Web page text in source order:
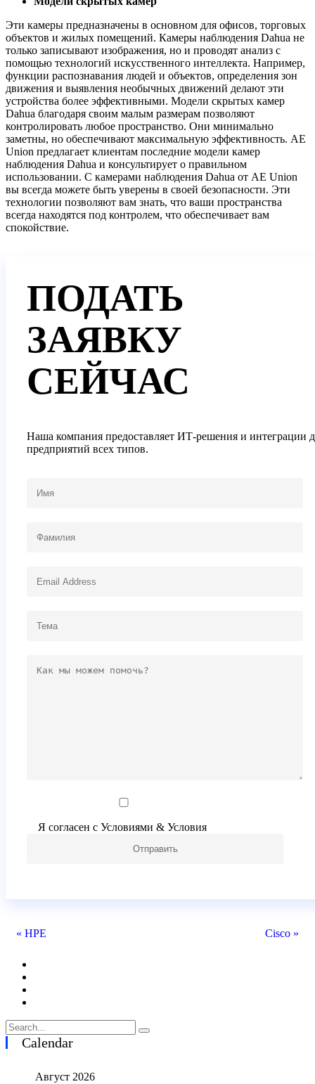
Эти камеры предназначены в основном для офисов, торговых
объектов и жилых помещений. Камеры наблюдения Dahua не
только записывают изображения, но и проводят анализ с
помощью технологий искусственного интеллекта. Например,
функции распознавания людей и объектов, определения зон
движения и выявления необычных движений делают эти
устройства более эффективными. Модели скрытых камер
Dahua благодаря своим малым размерам позволяют
контролировать любое пространство. Они минимально
заметны, но обеспечивают максимальную эффективность. AE
Union предлагает клиентам последние модели камер
наблюдения Dahua и консультирует о правильном
использовании. С камерами наблюдения Dahua от AE Union
вы всегда можете быть уверены в своей безопасности. Эти
технологии позволяют вам знать, что ваши пространства
всегда находятся под контролем, что обеспечивает вам
спокойствие.
ПОДАТЬ
ЗАЯВКУ
СЕЙЧАС
Наша компания предоставляет ИТ-решения и интеграции
предприятий всех типов.
Я согласен с Условиями & Условия
« HPE Cisco »
Calendar
Август 2026